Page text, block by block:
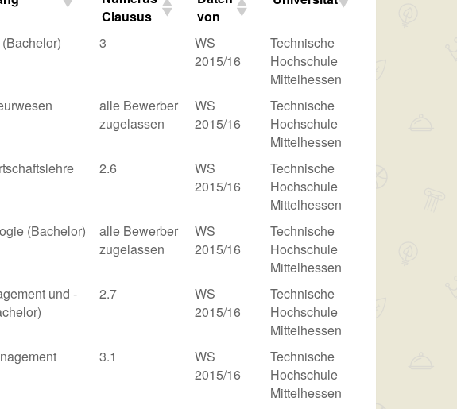
Clausus
von
3
WS
2015/16
Technische
Hochschule
Mittelhessen
alle Bewerber
zugelassen
WS
2015/16
Technische
Hochschule
Mittelhessen
2.6
WS
2015/16
Technische
Hochschule
Mittelhessen
(Bachelor)
alle Bewerber
zugelassen
WS
2015/16
Technische
Hochschule
Mittelhessen
und -
2.7
WS
2015/16
Technische
Hochschule
Mittelhessen
3.1
WS
2015/16
Technische
Hochschule
Mittelhessen